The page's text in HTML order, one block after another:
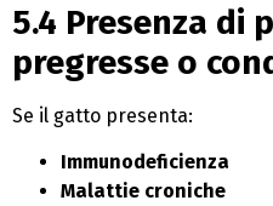
5.4 Presenza di
pregresse o
Se il gatto presenta:
Immunodeficienza
Malattie croniche